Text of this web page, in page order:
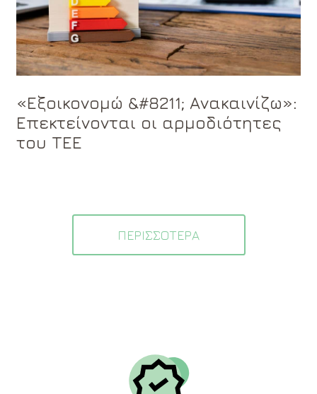
«Εξοικονομώ &#8211; Ανακαινίζω»:
Επεκτείνονται οι αρμοδιότητες
του ΤΕΕ
ΠΕΡΙΣΣΟΤΕΡΑ